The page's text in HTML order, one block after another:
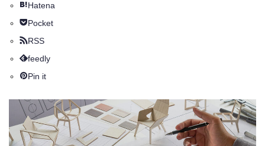
Hatena
Pocket
RSS
feedly
Pin it